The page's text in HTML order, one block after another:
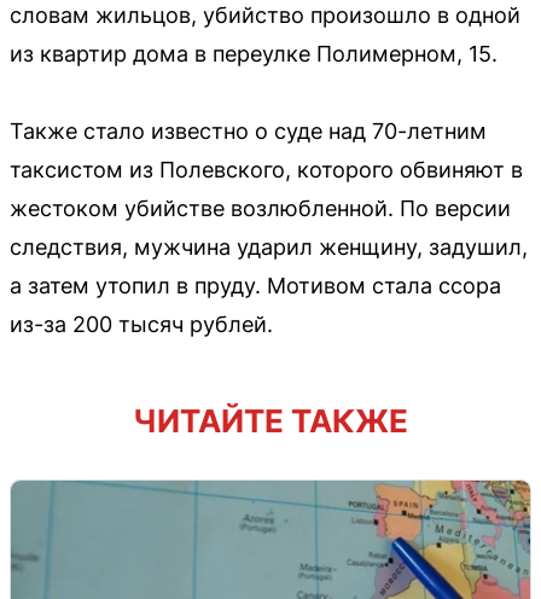
словам жильцов, убийство произошло в одной
из квартир дома в переулке Полимерном, 15.
Также стало известно о суде над 70-летним
таксистом из Полевского, которого обвиняют в
жестоком убийстве возлюбленной. По версии
следствия, мужчина ударил женщину, задушил,
а затем утопил в пруду. Мотивом стала ссора
из-за 200 тысяч рублей.
ЧИТАЙТЕ ТАКЖЕ